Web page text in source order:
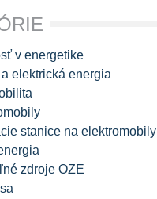
v energetike
elektrická energia
stanice na elektromobily
zdroje OZE